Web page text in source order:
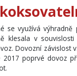
se využívá
klesala v
Dovozní závislost
poprvé dovoz